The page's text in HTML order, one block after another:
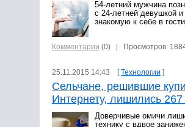
54-летний мужчина
с 24-летней девушкой
знакомую к себе в
Комментарии (0) | Просмотров:
25.11.2015 14:43 [Технологии ]
Сельчане, решившие
Интернету, лишились
Доверчивые омичи
технику с вдвое